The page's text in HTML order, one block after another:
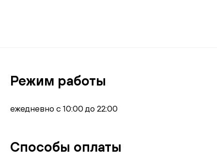
Режим работы
ежедневно с 10:00 до 22:00
Способы оплаты